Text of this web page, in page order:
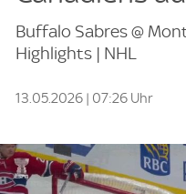
Buffalo Sabres @
Highlights | NHL
13.05.2026 | 07:26 Uhr